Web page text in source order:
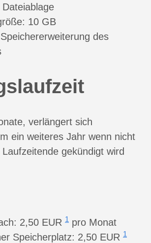
10 GB
des
verlängert sich
ein weiteres Jahr wenn nicht
gekündigt wird
2,50 EUR 1 pro Monat
Speicherplatz: 2,50 EUR 1